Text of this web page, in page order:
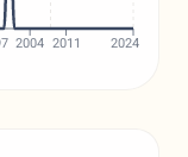
2004 2011 2024